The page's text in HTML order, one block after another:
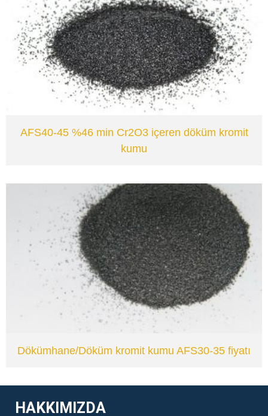
VIEW
AFS40-45 %46 min Cr2O3 içeren döküm kromit
kumu
VIEW
Dökümhane/Döküm kromit kumu AFS30-35 fiyatı
HAKKIMIZDA